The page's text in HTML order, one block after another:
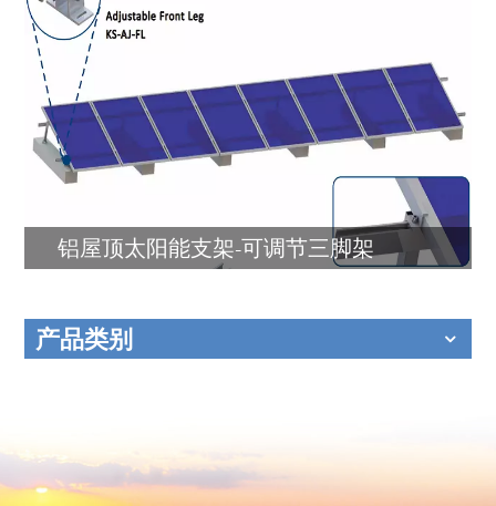
铝屋顶太阳能支架-可调节三脚架
产品类别